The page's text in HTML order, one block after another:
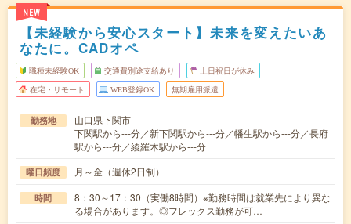
NEW
【未経験から安心スタート】未来を変えたいあ
なたに。CADオペ
職種未経験OK 交通費別途支給あり 土日祝日が休み
在宅・リモート WEB登録OK 無期雇用派遣
勤務地
山口県下関市
下関駅から---分／新下関駅から---分／幡生駅から---分／長府
駅から---分／綾羅木駅から---分
曜日頻度 月～金（週休2日制）
時間
8：30～17：30（実働8時間）※勤務時間は就業先により異な
る場合があります。◎フレックス勤務が可…